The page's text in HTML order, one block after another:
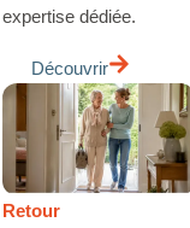
expertise dédiée.
Découvrir
Retour